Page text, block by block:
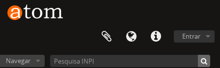
Entrar
Navegar